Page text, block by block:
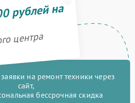
рублей на
центра
на ремонт техники через
сайт,
бессрочная скидка